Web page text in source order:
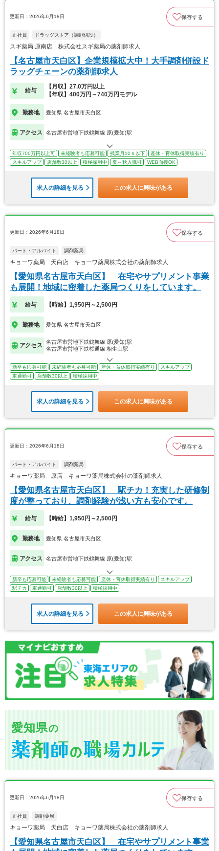
更新日：2026年6月18日 保存する
正社員 ドラッグストア（調剤併設）
スギ薬局 原南店 株式会社スギ薬局の薬剤師求人
【名古屋市天白区】企業規模拡大中！大手調剤併設ド
ラッグチェーンの薬剤師求人
給与
【月収】27.0万円以上
【年収】400万円～740万円モデル
勤務地 愛知県 名古屋市天白区
アクセス 名古屋市営地下鉄鶴舞線 原(愛知)駅
年収700万円以上可 未経験者も応募可能 残業月10ｈ以下
産休・育休取得実績有り
スキルアップ
店舗数30以上 積極採用中 夏～秋入職可 WEB面接OK
求人の詳細を見る この求人に興味がある
更新日：2026年6月18日 保存する
パート・アルバイト 調剤薬局
キョーワ薬局 天白店 キョーワ薬局株式会社の薬剤師求人
【愛知県名古屋市天白区】 在宅やサプリメント事業
も展開！地域に密着した薬局つくりをしています。
給与 【時給】1,950円～2,500円
勤務地 愛知県 名古屋市天白区
アクセス
名古屋市営地下鉄鶴舞線 原(愛知)駅
名古屋市営地下鉄桜通線 相生山駅
新卒も応募可能 未経験者も応募可能 産休・育休取得実績有り
スキルアップ
車通勤可
店舗数30以上 積極採用中
求人の詳細を見る この求人に興味がある
更新日：2026年6月18日 保存する
パート・アルバイト 調剤薬局
キョーワ薬局 原店 キョーワ薬局株式会社の薬剤師求人
【愛知県名古屋市天白区】 駅チカ！充実した研修制
度が整っており、調剤経験が浅い方も安心です。
給与 【時給】1,950円～2,500円
勤務地 愛知県 名古屋市天白区
アクセス 名古屋市営地下鉄鶴舞線 原(愛知)駅
新卒も応募可能 未経験者も応募可能 産休・育休取得実績有り
スキルアップ
駅チカ
車通勤可 店舗数30以上 積極採用中
求人の詳細を見る この求人に興味がある
愛知県の
更新日：2026年6月18日 保存する
正社員 調剤薬局
キョーワ薬局 天白店 キョーワ薬局株式会社の薬剤師求人
【愛知県名古屋市天白区】 在宅やサプリメント事業